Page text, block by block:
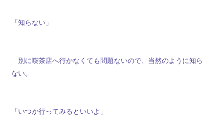
「知らない」
別に喫茶店へ行かなくても問題ないので、当然のように知ら
ない。
「いつか行ってみるといいよ」